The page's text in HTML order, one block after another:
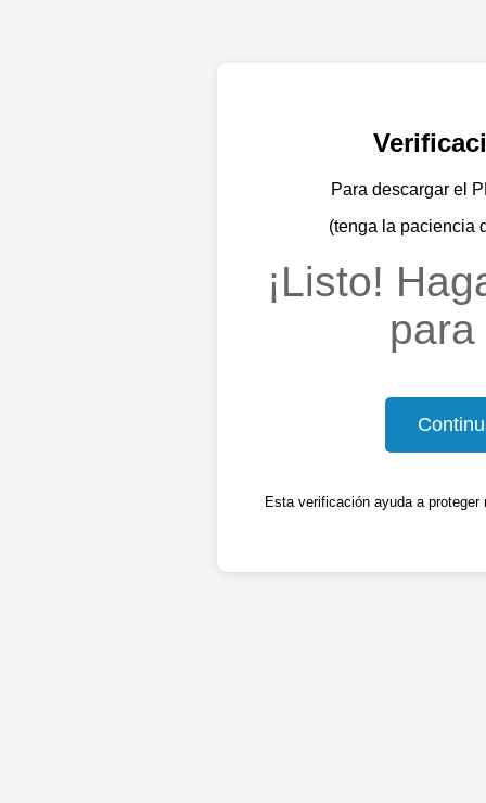
Para descargar el
(tenga la paciencia
¡Listo!
Esta verificación ayuda a